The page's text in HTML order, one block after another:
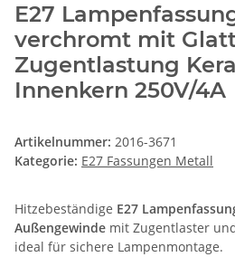
E27
verchromt mit
Zugentlastung
Innenkern 250V/4A
Artikelnummer: 2016-3671
Kategorie: E27 Fassungen Metall
Hitzebeständige E27
Außengewinde mit Zugentlaster
ideal für sichere Lampenmontage.